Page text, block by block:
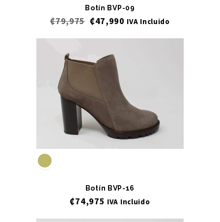
Botín BVP-09
₡79,975 ₡47,990 IVA Incluido
Botín BVP-16
₡74,975 IVA Incluido